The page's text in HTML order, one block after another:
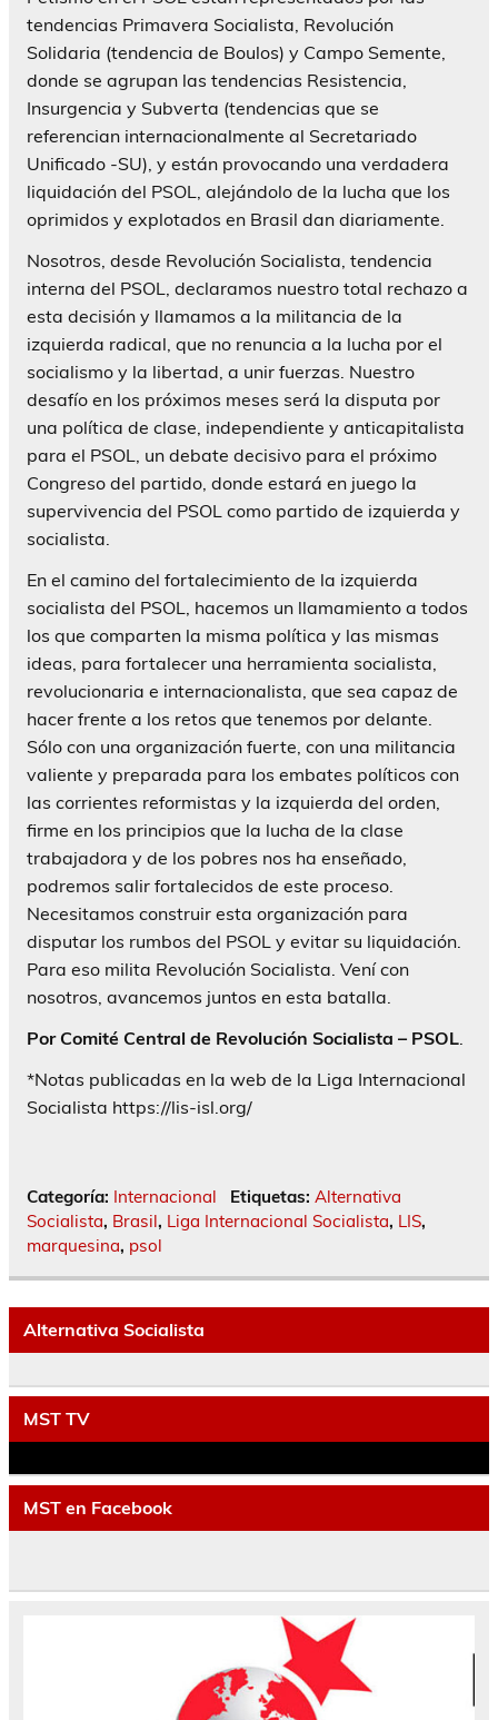
tendencias Primavera Socialista, Revolución
Solidaria (tendencia de Boulos) y Campo Semente,
donde se agrupan las tendencias Resistencia,
Insurgencia y Subverta (tendencias que se
referencian internacionalmente al Secretariado
Unificado -SU), y están provocando una verdadera
liquidación del PSOL, alejándolo de la lucha que los
oprimidos y explotados en Brasil dan diariamente.
Nosotros, desde Revolución Socialista, tendencia
interna del PSOL, declaramos nuestro total rechazo a
esta decisión y llamamos a la militancia de la
izquierda radical, que no renuncia a la lucha por el
socialismo y la libertad, a unir fuerzas. Nuestro
desafío en los próximos meses será la disputa por
una política de clase, independiente y anticapitalista
para el PSOL, un debate decisivo para el próximo
Congreso del partido, donde estará en juego la
supervivencia del PSOL como partido de izquierda y
socialista.
En el camino del fortalecimiento de la izquierda
socialista del PSOL, hacemos un llamamiento a todos
los que comparten la misma política y las mismas
ideas, para fortalecer una herramienta socialista,
revolucionaria e internacionalista, que sea capaz de
hacer frente a los retos que tenemos por delante.
Sólo con una organización fuerte, con una militancia
valiente y preparada para los embates políticos con
las corrientes reformistas y la izquierda del orden,
firme en los principios que la lucha de la clase
trabajadora y de los pobres nos ha enseñado,
podremos salir fortalecidos de este proceso.
Necesitamos construir esta organización para
disputar los rumbos del PSOL y evitar su liquidación.
Para eso milita Revolución Socialista. Vení con
nosotros, avancemos juntos en esta batalla.
Por Comité Central de Revolución Socialista – PSOL
*Notas publicadas en la web de la Liga Internacional
Socialista https://lis-isl.org/
Categoría: Internacional Etiquetas: Alternativa
Socialista, Brasil, Liga Internacional Socialista, LIS,
marquesina, psol
Alternativa Socialista
MST TV
MST en Facebook